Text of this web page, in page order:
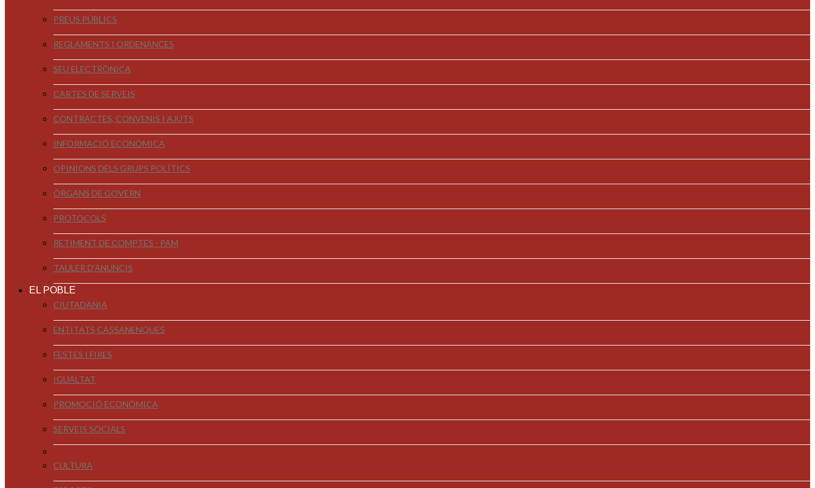
PREUS PÚBLICS
REGLAMENTS I ORDENANCES
SEU ELECTRÒNICA
CARTES DE SERVEIS
CONTRACTES, CONVENIS I AJUTS
INFORMACIÓ ECONÒMICA
OPINIONS DELS GRUPS POLÍTICS
ÒRGANS DE GOVERN
PROTOCOLS
RETIMENT DE COMPTES - PAM
TAULER D'ANUNCIS
EL POBLE
CIUTADANIA
ENTITATS CASSANENQUES
FESTES I FIRES
IGUALTAT
PROMOCIÓ ECONÒMICA
SERVEIS SOCIALS
CULTURA